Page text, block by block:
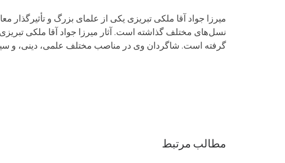
میرزا جواد آقا ملکی تبریزی یکی از علمای بزرگ و تأثیرگذار
نسل‌های مختلف گذاشته است. آثار میرزا جواد آقا ملکی
گرفته است. شاگردان وی در مناصب مختلف علمی، دینی، و
مطالب مرتبط